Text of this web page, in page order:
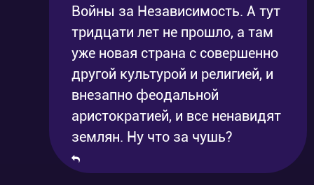
Войны за Независимость. А тут
тридцати лет не прошло, а там
уже новая страна с совершенно
другой культурой и религией, и
внезапно феодальной
аристократией, и все ненавидят
землян. Ну что за чушь?